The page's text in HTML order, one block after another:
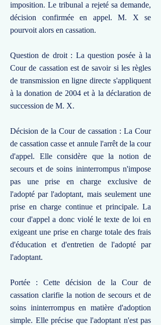
imposition. Le tribunal a rejeté sa demande,
décision confirmée en appel. M. X se
pourvoit alors en cassation.
Question de droit : La question posée à la
Cour de cassation est de savoir si les règles
de transmission en ligne directe s'appliquent
à la donation de 2004 et à la déclaration de
succession de M. X.
Décision de la Cour de cassation : La Cour
de cassation casse et annule l'arrêt de la cour
d'appel. Elle considère que la notion de
secours et de soins ininterrompus n'impose
pas une prise en charge exclusive de
l'adopté par l'adoptant, mais seulement une
prise en charge continue et principale. La
cour d'appel a donc violé le texte de loi en
exigeant une prise en charge totale des frais
d'éducation et d'entretien de l'adopté par
l'adoptant.
Portée : Cette décision de la Cour de
cassation clarifie la notion de secours et de
soins ininterrompus en matière d'adoption
simple. Elle précise que l'adoptant n'est pas